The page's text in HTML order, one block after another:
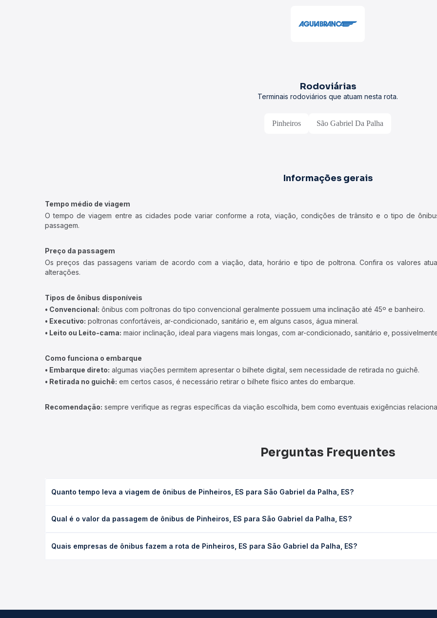
Rodoviárias
Terminais rodoviários que atuam nesta rota.
Pinheiros São Gabriel Da Palha
Informações gerais
Tempo médio de viagem
O tempo de viagem entre as cidades pode variar conforme a rota, viação, condições de trânsito e o tipo de
passagem.
Preço da passagem
Os preços das passagens variam de acordo com a viação, data, horário e tipo de poltrona. Confira os valores
alterações.
Tipos de ônibus disponíveis
• Convencional: ônibus com poltronas do tipo convencional geralmente possuem uma inclinação até 45º e banheiro.
• Executivo: poltronas confortáveis, ar-condicionado, sanitário e, em alguns casos, água mineral.
• Leito ou Leito-cama: maior inclinação, ideal para viagens mais longas, com ar-condicionado, sanitário e,
Como funciona o embarque
• Embarque direto: algumas viações permitem apresentar o bilhete digital, sem necessidade de retirada no guichê.
• Retirada no guichê: em certos casos, é necessário retirar o bilhete físico antes do embarque.
Recomendação: sempre verifique as regras específicas da viação escolhida, bem como eventuais exigências
Perguntas Frequentes
Quanto tempo leva a viagem de ônibus de Pinheiros, ES para São Gabriel da Palha, ES?
leito) e as condições de tráfego. Na Quero Passagem você consulta os horários disponíveis e vê a duração exata de
Qual é o valor da passagem de ônibus de Pinheiros, ES para São Gabriel da Palha, ES?
poltrona e a antecedência da compra. Na Quero Passagem você compara os preços de todas as viações em tempo
Quais empresas de ônibus fazem a rota de Pinheiros, ES para São Gabriel da Palha, ES?